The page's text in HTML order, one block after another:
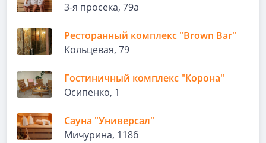
3-я просека, 79а
Ресторанный комплекс "Brown Bar"
Кольцевая, 79
Гостиничный комплекс "Корона"
Осипенко, 1
Сауна "Универсал"
Мичурина, 118б